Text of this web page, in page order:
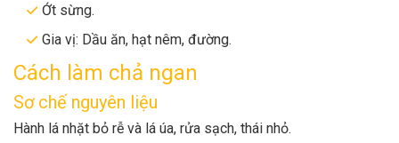
Ớt sừng.
Gia vị: Dầu ăn, hạt nêm, đường.
Cách làm chả ngan
Sơ chế nguyên liệu
Hành lá nhặt bỏ rễ và lá úa, rửa sạch, thái nhỏ.